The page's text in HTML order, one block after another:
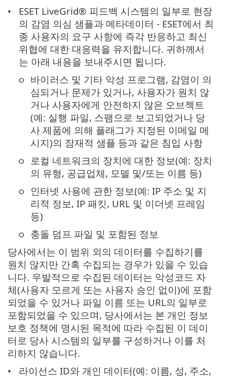
ESET LiveGrid® 피드백 시스템의 일부로 현장
의 감염 의심 샘플과 메타데이터 - ESET에서 최
종 사용자의 요구 사항에 즉각 반응하고 최신
위협에 대한 대응력을 유지합니다. 귀하께서
는 아래 내용을 보내주시면 됩니다.
바이러스 및 기타 악성 프로그램, 감염이 의
심되거나 문제가 있거나, 사용자가 원치 않
거나 사용자에게 안전하지 않은 오브젝트
(예: 실행 파일, 스팸으로 보고되었거나 당
사 제품에 의해 플래그가 지정된 이메일 메
시지)의 잠재적 샘플 등과 같은 침입 사항
로컬 네트워크의 장치에 대한 정보(예: 장치
의 유형, 공급업체, 모델 및/또는 이름 등)
인터넷 사용에 관한 정보(예: IP 주소 및 지
리적 정보, IP 패킷, URL 및 이더넷 프레임
등)
충돌 덤프 파일 및 포함된 정보
당사에서는 이 범위 외의 데이터를 수집하기를
원치 않지만 간혹 수집되는 경우가 있을 수 있습
니다. 우발적으로 수집된 데이터는 악성코드 자
체(사용자 모르게 또는 사용자 승인 없이)에 포함
되었을 수 있거나 파일 이름 또는 URL의 일부로
포함되었을 수 있으며, 당사에서는 본 개인 정보
보호 정책에 명시된 목적에 따라 수집된 이 데이
터로 당사 시스템의 일부를 구성하거나 이를 처
리하지 않습니다.
라이선스 ID와 개인 데이터(예: 이름, 성, 주소,